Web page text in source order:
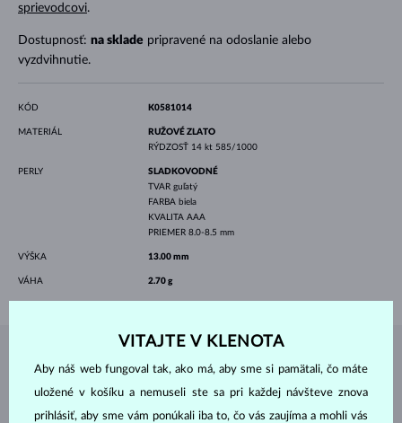
sprievodcovi.
Dostupnosť: na sklade pripravené na odoslanie alebo
vyzdvihnutie.
KÓD K0581014
MATERIÁL
RUŽOVÉ ZLATO
RÝDZOSŤ 14 kt 585/1000
PERLY
SLADKOVODNÉ
TVAR guľatý
FARBA biela
KVALITA AAA
PRIEMER 8.0-8.5 mm
VÝŠKA 13.00 mm
VÁHA 2.70 g
ŠPERKY ZATELIÉRU KLENOTA
VITAJTE V KLENOTA
Aby náš web fungoval tak, ako má, aby sme si pamätali, čo máte
uložené v košíku a nemuseli ste sa pri každej návšteve znova
prihlásiť, aby sme vám ponúkali iba to, čo vás zaujíma a mohli vás